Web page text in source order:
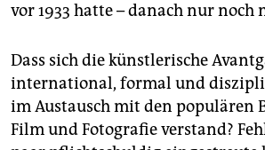
vor 1933 hatte – danach nur noch
Dass sich die künstlerische
international, formal und
im Austausch mit den populären
Film und Fotografie verstand?